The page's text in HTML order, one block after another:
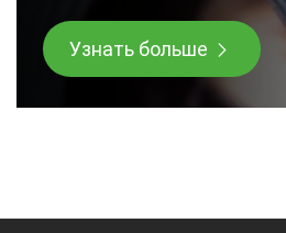
Узнать больше